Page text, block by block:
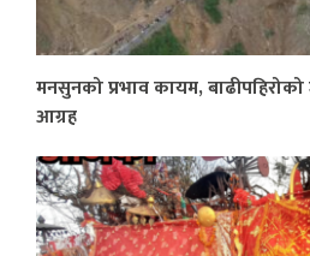
मनसुनको प्रभाव कायम,
आग्रह